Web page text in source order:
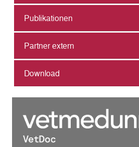
Publikationen
Partner extern
Download